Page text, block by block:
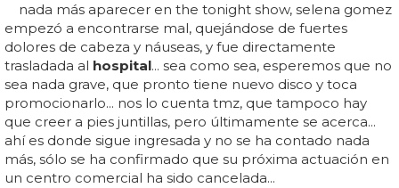
nada más aparecer en the tonight show, selena gomez
empezó a encontrarse mal, quejándose de fuertes
dolores de cabeza y náuseas, y fue directamente
trasladada al hospital... sea como sea, esperemos que no
sea nada grave, que pronto tiene nuevo disco y toca
promocionarlo... nos lo cuenta tmz, que tampoco hay
que creer a pies juntillas, pero últimamente se acerca...
ahí es donde sigue ingresada y no se ha contado nada
más, sólo se ha confirmado que su próxima actuación en
un centro comercial ha sido cancelada...